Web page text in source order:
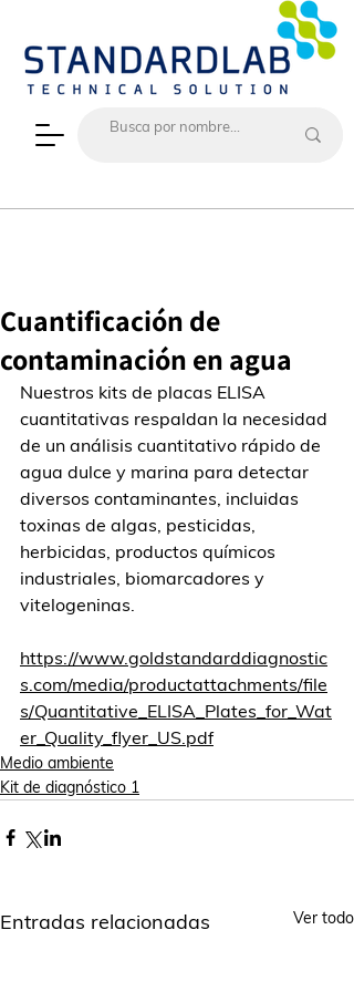
Cuantificación de
contaminación en agua
Nuestros kits de placas ELISA
cuantitativas respaldan la necesidad
de un análisis cuantitativo rápido de
agua dulce y marina para detectar
diversos contaminantes, incluidas
toxinas de algas, pesticidas,
herbicidas, productos químicos
industriales, biomarcadores y
vitelogeninas.
https://www.goldstandarddiagnostic
s.com/media/productattachments/file
s/Quantitative_ELISA_Plates_for_Wat
er_Quality_flyer_US.pdf
Medio ambiente
Kit de diagnóstico 1
Entradas relacionadas Ver todo